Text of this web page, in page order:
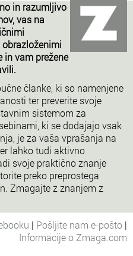
in razumljivo
vas na
in vam prežene
članke, ki so namenjene
ter preverite svoje
sistemom za
ki se dodajajo vsak
je za vaša vprašanja na
lahko tudi aktivno
svoje praktično znanje
preko preprostega
Zmagajte z znanjem z
| Pošljite nam e-pošto |
Informacije o Zmaga.com